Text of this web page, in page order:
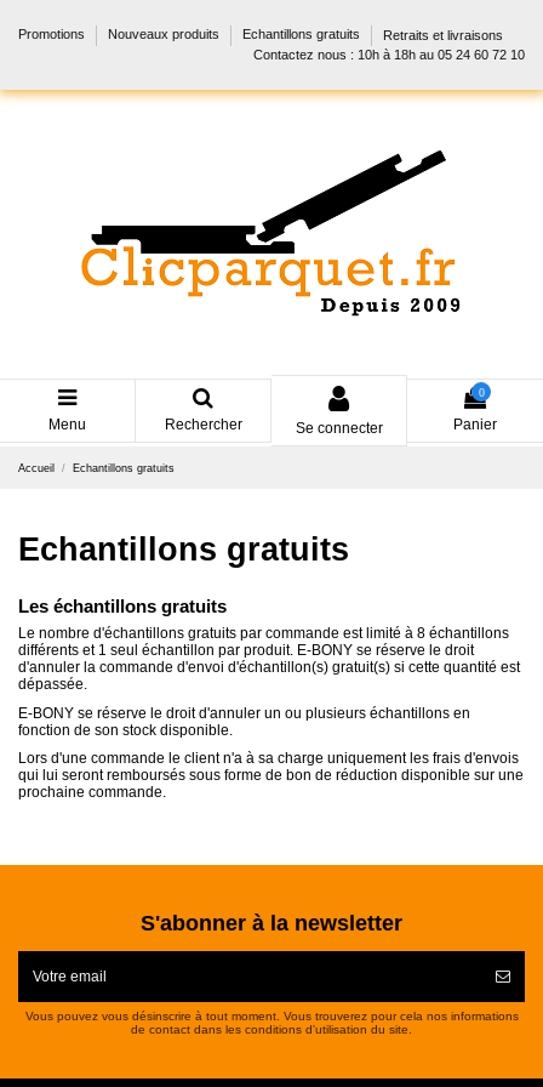
Promotions Nouveaux produits Echantillons gratuits
Retraits et livraisons
Contactez nous : 10h à 18h au 05 24 60 72 10
Menu Rechercher Se connecter
0
Panier
Accueil Echantillons gratuits
Echantillons gratuits
Les échantillons gratuits
Le nombre d'échantillons gratuits par commande est limité à 8 échantillons
différents et 1 seul échantillon par produit. E-BONY se réserve le droit
d'annuler la commande d'envoi d'échantillon(s) gratuit(s) si cette quantité est
dépassée.
E-BONY se réserve le droit d'annuler un ou plusieurs échantillons en
fonction de son stock disponible.
Lors d'une commande le client n'a à sa charge uniquement les frais d'envois
qui lui seront remboursés sous forme de bon de réduction disponible sur une
prochaine commande.
S'abonner à la newsletter
Vous pouvez vous désinscrire à tout moment. Vous trouverez pour cela nos informations
de contact dans les conditions d'utilisation du site.